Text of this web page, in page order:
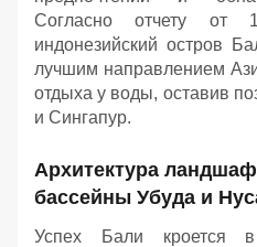
Согласно отчету
индонезийский остров
лучшим направлением
отдыха у воды, оставив
и Сингапур.
Архитектура
бассейны Убуда и
Успех Бали кроется